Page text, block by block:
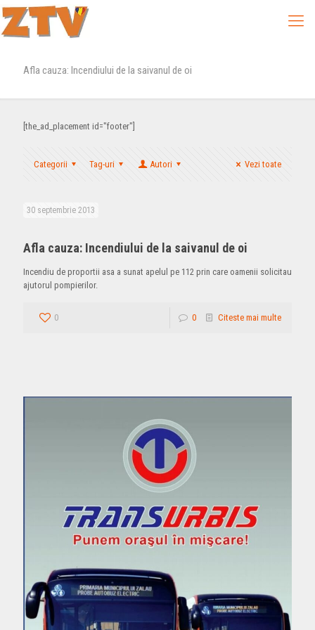
Afla cauza: Incendiului de la saivanul de oi
[the_ad_placement id="footer"]
Categorii Tag-uri Autori Vezi toate
30 septembrie 2013
Afla cauza: Incendiului de la saivanul de oi
Incendiu de proportii asa a sunat apelul pe 112 prin care oamenii solicitau
ajutorul pompierilor.
0 0 Citeste mai multe